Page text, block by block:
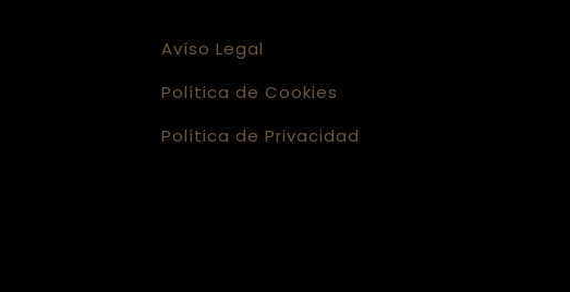
Avíso Legal
Política de Cookies
Política de Privacidad